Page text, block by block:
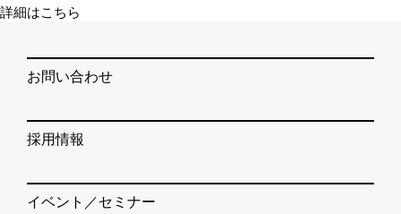
詳細はこちら
お問い合わせ
採用情報
イベント／セミナー